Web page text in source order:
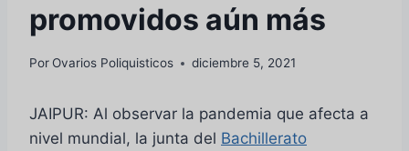
promovidos aún más
Por Ovarios Poliquisticos diciembre 5, 2021
JAIPUR: Al observar la pandemia que afecta a
nivel mundial, la junta del Bachillerato